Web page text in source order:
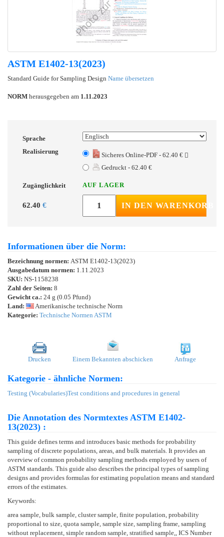
ASTM E1402-13(2023)
Standard Guide for Sampling Design Name übersetzen
NORM herausgegeben am 1.11.2023
Sprache
Realisierung
Sicheres Online-PDF - 62.40 €
Gedruckt - 62.40 €
Zugänglichkeit AUF LAGER
62.40 € IN DEN WARENKORB
Informationen über die Norm:
Bezeichnung normen: ASTM E1402-13(2023)
Ausgabedatum normen: 1.11.2023
SKU: NS-1158238
Zahl der Seiten: 8
Gewicht ca.: 24 g (0.05 Pfund)
Land:
Amerikanische technische Norm
Kategorie: Technische Normen ASTM
Drucken Einem Bekannten abschicken Anfrage
Kategorie - ähnliche Normen:
Testing (Vocabularies)Test conditions and procedures in general
Die Annotation des Normtextes ASTM E1402-
13(2023) :
This guide defines terms and introduces basic methods for probability
sampling of discrete populations, areas, and bulk materials. It provides an
overview of common probability sampling methods employed by users of
ASTM standards. This guide also describes the principal types of sampling
designs and provides formulas for estimating population means and standard
errors of the estimates.
Keywords:
area sample, bulk sample, cluster sample, finite population, probability
proportional to size, quota sample, sample size, sampling frame, sampling
without replacement, simple random sample, stratified sample,, ICS Number